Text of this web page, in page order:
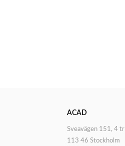
ACAD
Sveavägen 151, 4 tr
113 46 Stockholm